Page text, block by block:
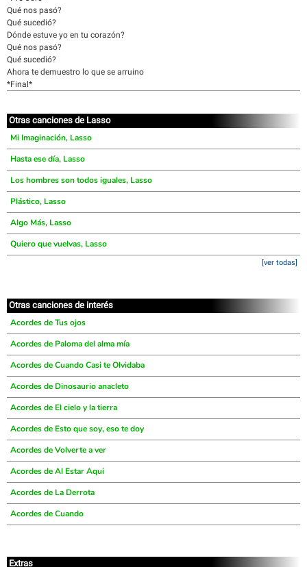
Qué nos pasó?
Qué sucedió?
Dónde estuve yo en tu corazón?
Qué nos pasó?
Qué sucedió?
Ahora te demuestro lo que se arruino
*Final*
Otras canciones de Lasso
Mi Imaginación, Lasso
Hasta ese día, Lasso
Los hombres son todos iguales, Lasso
Plástico, Lasso
Algo Más, Lasso
Quiero que vuelvas, Lasso
[ver todas]
Otras canciones de interés
Acordes de Tus ojos
Acordes de Paloma del alma mía
Acordes de Cuando Casi te Olvidaba
Acordes de Dinosaurio anacleto
Acordes de El cielo y la tierra
Acordes de Esto que soy, eso te doy
Acordes de Volverte a ver
Acordes de Al Estar Aqui
Acordes de La Derrota
Acordes de Cuando
Extras